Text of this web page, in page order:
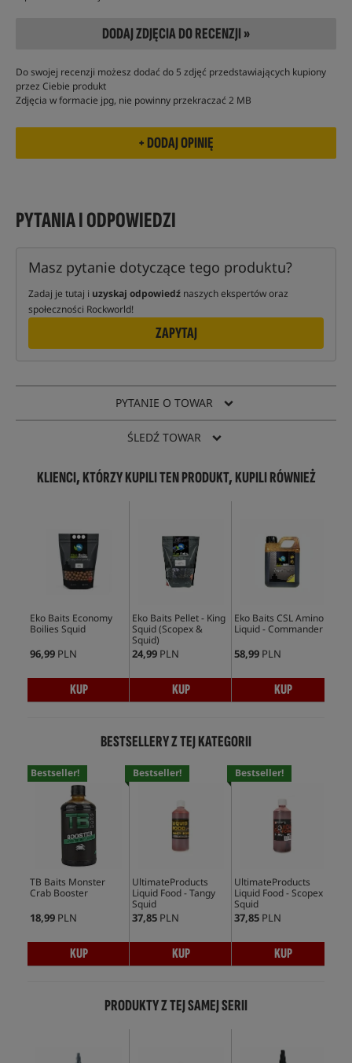
DODAJ ZDJĘCIA DO RECENZJI »
Do swojej recenzji możesz dodać do 5 zdjęć przedstawiających kupiony
przez Ciebie produkt
Zdjęcia w formacie jpg, nie powinny przekraczać 2 MB
PYTANIA I ODPOWIEDZI
Masz pytanie dotyczące tego produktu?
Zadaj je tutaj i uzyskaj odpowiedź naszych ekspertów oraz
społeczności Rockworld!
ZAPYTAJ
PYTANIE O TOWAR
ŚLEDŹ TOWAR
KLIENCI, KTÓRZY KUPILI TEN PRODUKT, KUPILI RÓWNIEŻ
Eko Baits Economy
Boilies Squid
96,99 PLN
KUP
Eko Baits Pellet - King
Squid (Scopex &
Squid)
24,99 PLN
KUP
Eko Baits CSL Amino
Liquid - Commander
58,99 PLN
KUP
BESTSELLERY Z TEJ KATEGORII
Bestseller!
TB Baits Monster
Crab Booster
18,99 PLN
KUP
Bestseller!
UltimateProducts
Liquid Food - Tangy
Squid
37,85 PLN
KUP
Bestseller!
UltimateProducts
Liquid Food - Scopex
Squid
37,85 PLN
KUP
PRODUKTY Z TEJ SAMEJ SERII